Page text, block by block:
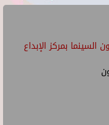
بمركز الإبداع